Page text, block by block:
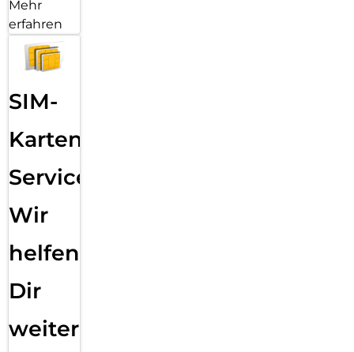
Mehr
erfahren
SIM-
Karten
Service:
Wir
helfen
Dir
weiter